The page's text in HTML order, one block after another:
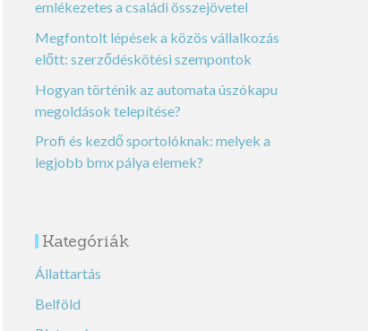
emlékezetes a családi összejövetel
Megfontolt lépések a közös vállalkozás
előtt: szerződéskötési szempontok
Hogyan történik az automata úszókapu
megoldások telepítése?
Profi és kezdő sportolóknak: melyek a
legjobb bmx pálya elemek?
Kategóriák
Állattartás
Belföld